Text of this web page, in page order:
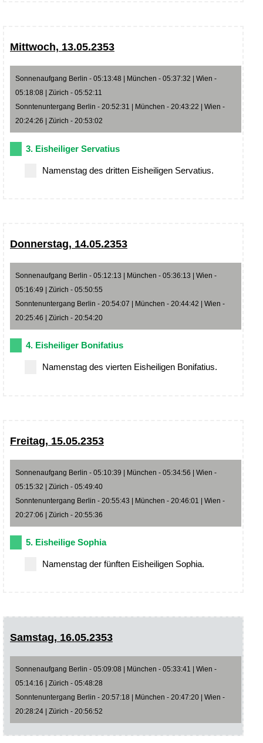
Mittwoch, 13.05.2353
Sonnenaufgang Berlin - 05:13:48 | München - 05:37:32 | Wien -
05:18:08 | Zürich - 05:52:11
Sonntenuntergang Berlin - 20:52:31 | München - 20:43:22 | Wien -
20:24:26 | Zürich - 20:53:02
3. Eisheiliger Servatius
Namenstag des dritten Eisheiligen Servatius.
Donnerstag, 14.05.2353
Sonnenaufgang Berlin - 05:12:13 | München - 05:36:13 | Wien -
05:16:49 | Zürich - 05:50:55
Sonntenuntergang Berlin - 20:54:07 | München - 20:44:42 | Wien -
20:25:46 | Zürich - 20:54:20
4. Eisheiliger Bonifatius
Namenstag des vierten Eisheiligen Bonifatius.
Freitag, 15.05.2353
Sonnenaufgang Berlin - 05:10:39 | München - 05:34:56 | Wien -
05:15:32 | Zürich - 05:49:40
Sonntenuntergang Berlin - 20:55:43 | München - 20:46:01 | Wien -
20:27:06 | Zürich - 20:55:36
5. Eisheilige Sophia
Namenstag der fünften Eisheiligen Sophia.
Samstag, 16.05.2353
Sonnenaufgang Berlin - 05:09:08 | München - 05:33:41 | Wien -
05:14:16 | Zürich - 05:48:28
Sonntenuntergang Berlin - 20:57:18 | München - 20:47:20 | Wien -
20:28:24 | Zürich - 20:56:52